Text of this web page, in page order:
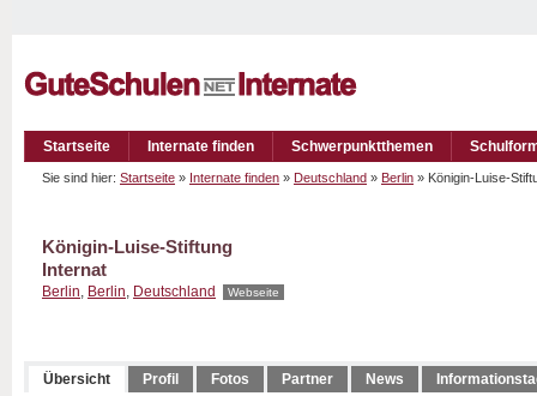
Startseite Internate finden Schwerpunktthemen
Sie sind hier: Startseite » Internate finden » Deutschland » Berlin » Königin-Luise-
Königin-Luise-Stiftung
Internat
Berlin, Berlin, Deutschland Webseite
Übersicht Profil Fotos Partner News